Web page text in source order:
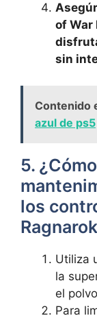
of War
sin
Contenido
azul de ps5
5.
los
Utiliza
la
el
Para